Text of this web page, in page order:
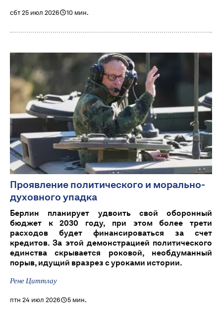
сбт 25 июл 2026 10 мин.
Проявление политического и морально-
духовного упадка
Берлин планирует удвоить свой оборонный
бюджет к 2030 году, при этом более трети
расходов будет финансироваться за счет
кредитов. За этой демонстрацией политического
единства скрывается роковой, необдуманный
порыв, идущий вразрез с уроками истории.
Рене Циттлау
птн 24 июл 2026 5 мин.